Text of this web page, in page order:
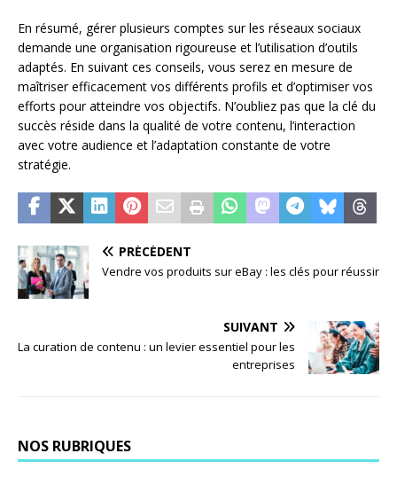
En résumé, gérer plusieurs comptes sur les réseaux sociaux
demande une organisation rigoureuse et l’utilisation d’outils
adaptés. En suivant ces conseils, vous serez en mesure de
maîtriser efficacement vos différents profils et d’optimiser vos
efforts pour atteindre vos objectifs. N’oubliez pas que la clé du
succès réside dans la qualité de votre contenu, l’interaction
avec votre audience et l’adaptation constante de votre
stratégie.
PRÉCÉDENT
Vendre vos produits sur eBay : les clés pour réussir
SUIVANT
La curation de contenu : un levier essentiel pour les
entreprises
NOS RUBRIQUES